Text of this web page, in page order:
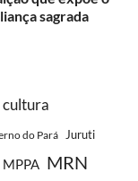
sagrada
cultura
do Pará Juruti
MPPA MRN